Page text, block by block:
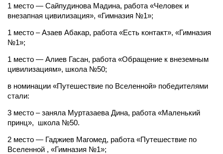
1 место — Сайпудинова Мадина, работа «Человек и
внезапная цивилизация», «Гимназия №1»;
1 место – Азаев Абакар, работа «Есть контакт», «Гимназия
№1»;
1 место — Алиев Гасан, работа «Обращение к внеземным
цивилизациям», школа №50;
в номинации «Путешествие по Вселенной» победителями
стали:
3 место – заняла Муртазаева Дина, работа «Маленький
принц», школа №50.
2 место — Гаджиев Магомед, работа «Путешествие по
Вселенной , «Гимназия №1»;